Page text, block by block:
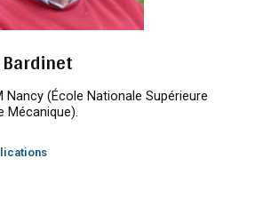
Nancy (École Nationale Supérieure
Mécanique).